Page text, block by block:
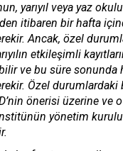
yarıyıl veya yaz
itibaren bir hafta
Ancak, özel
etkileşimli
ve bu süre sonunda
Özel durumlardaki
önerisi üzerine ve o
yönetim kurulu